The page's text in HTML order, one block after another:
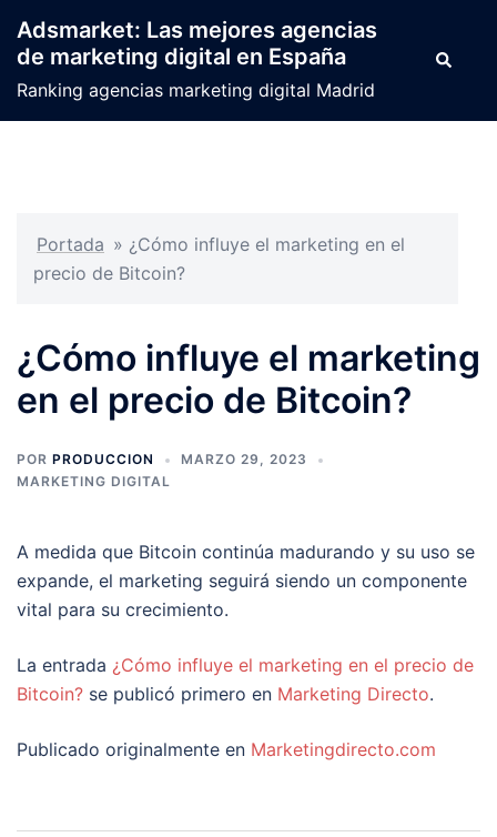
contenido
Adsmarket: Las mejores agencias
de marketing digital en España
Ranking agencias marketing digital Madrid
Buscar
Portada » ¿Cómo influye el marketing en el
precio de Bitcoin?
¿Cómo influye el marketing
en el precio de Bitcoin?
POR PRODUCCION
MARZO 29, 2023
MARKETING DIGITAL
A medida que Bitcoin continúa madurando y su uso se
expande, el marketing seguirá siendo un componente
vital para su crecimiento.
La entrada ¿Cómo influye el marketing en el precio de
Bitcoin? se publicó primero en Marketing Directo.
Publicado originalmente en Marketingdirecto.com